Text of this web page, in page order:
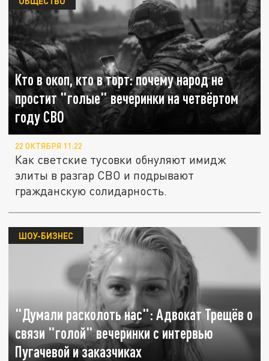
Кто в окоп, кто в торт: почему народ не
простит "голые" вечеринки на четвёртом
году СВО
22 ОКТЯБРЯ 11:22
Как светские тусовки обнуляют имидж
элиты в разгар СВО и подрывают
гражданскую солидарность.
"Думали расколоть нас": Адвокат Трещёв о
связи "голой" вечеринки с интервью
Пугачевой и заказчиках
ШОУ-БИЗНЕС